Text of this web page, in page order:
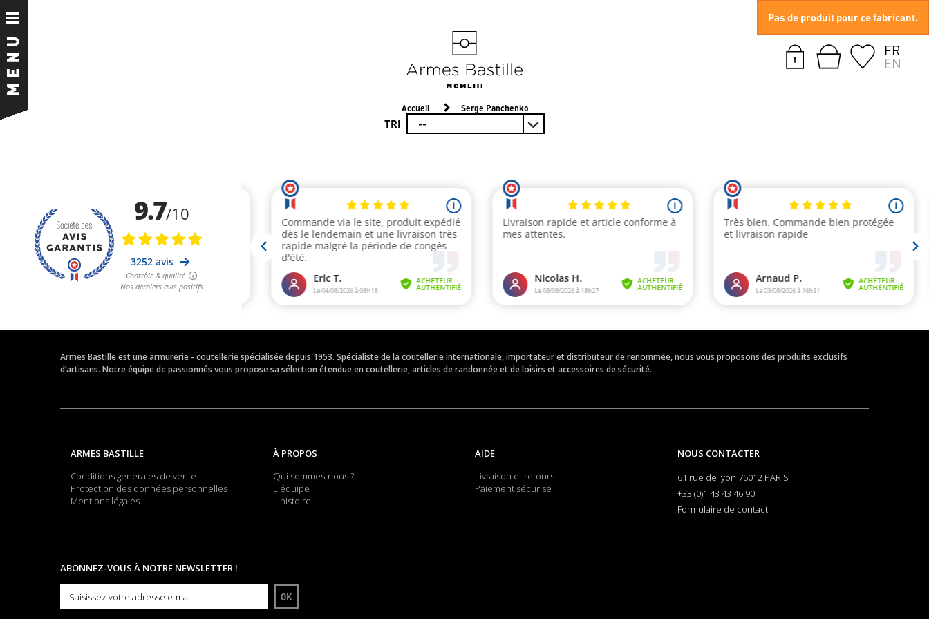
FR
EN
Accueil Serge Panchenko
TRI
Pas de produit pour ce fabricant.
Armes Bastille est une armurerie - coutellerie spécialisée depuis 1953. Spécialiste de la coutellerie internationale, importateur et distributeur de renommée, nous vous proposons des produits exclusifs
d’artisans. Notre équipe de passionnés vous propose sa sélection étendue en coutellerie, articles de randonnée et de loisirs et accessoires de sécurité.
ARMES BASTILLE
Conditions générales de vente
Protection des données personnelles
Mentions légales
À PROPOS
Qui sommes-nous ?
L'équipe
L'histoire
AIDE
Livraison et retours
Paiement sécurisé
NOUS CONTACTER
61 rue de lyon 75012 PARIS
+33 (0)1 43 43 46 90
Formulaire de contact
ABONNEZ-VOUS À NOTRE NEWSLETTER !
OK